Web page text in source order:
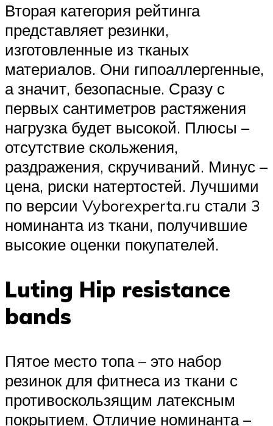
Вторая категория рейтинга
представляет резинки,
изготовленные из тканых
материалов. Они гипоаллергенные,
а значит, безопасные. Сразу с
первых сантиметров растяжения
нагрузка будет высокой. Плюсы –
отсутствие скольжения,
раздражения, скручиваний. Минус –
цена, риски натертостей. Лучшими
по версии Vyborexperta.ru стали 3
номинанта из ткани, получившие
высокие оценки покупателей.
Luting Hip resistance
bands
Пятое место топа – это набор
резинок для фитнеса из ткани с
противоскользящим латексным
покрытием. Отличие номинанта –